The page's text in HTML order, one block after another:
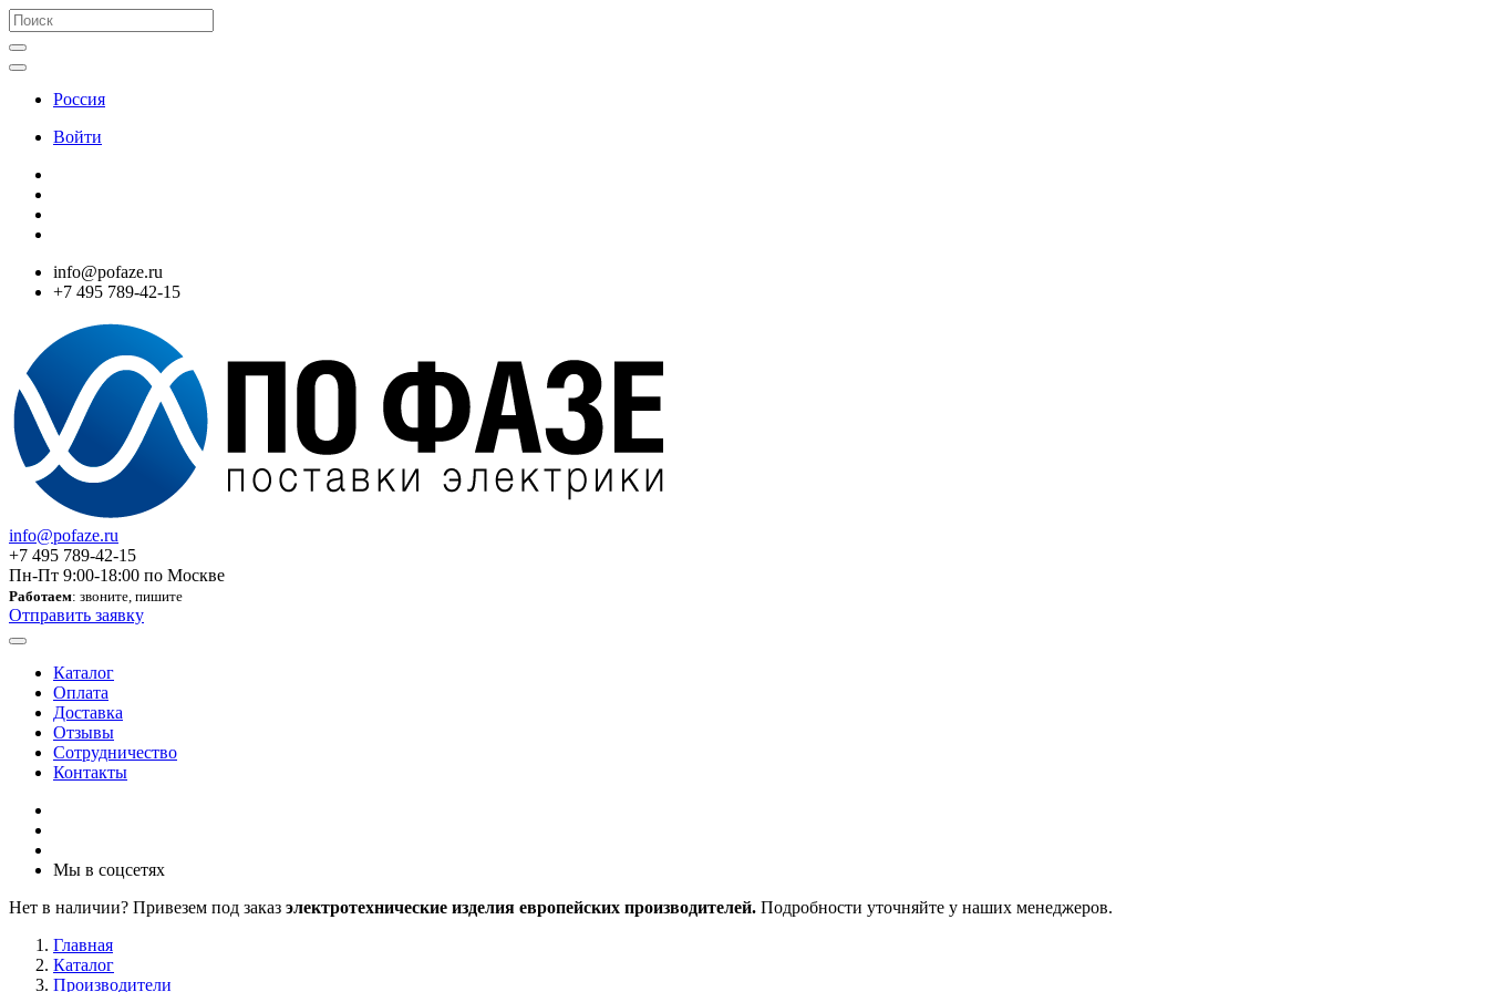
Россия
Войти
info@pofaze.ru
+7 495 789-42-15
info@pofaze.ru
+7 495 789-42-15
Пн-Пт 9:00-18:00 по Москве
Работаем: звоните, пишите
Отправить заявку
Каталог
Оплата
Доставка
Отзывы
Сотрудничество
Контакты
Мы в соцсетях
Нет в наличии? Привезем под заказ электротехнические изделия европейских производителей. Подробности уточняйте у наших менеджеров.
Главная
Каталог
Производители